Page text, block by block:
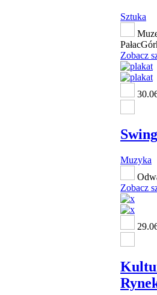
Sztuka
Zobacz
Muzyka
Zobacz